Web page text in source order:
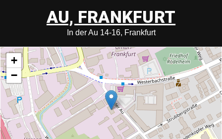
AU, FRANKFURT
In der Au 14-16, Frankfurt
+
−